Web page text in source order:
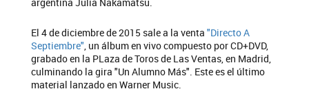
El 4 de diciembre de 2015 sale a la venta "Directo A
Septiembre", un álbum en vivo compuesto por CD+DVD,
grabado en la PLaza de Toros de Las Ventas, en Madrid,
culminando la gira "Un Alumno Más". Este es el último
material lanzado en Warner Music.